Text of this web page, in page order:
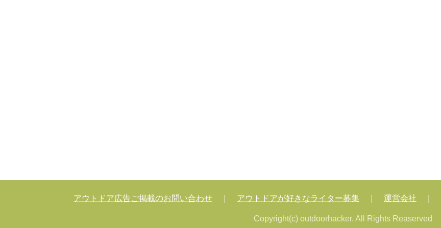
アウトドア広告ご掲載のお問い合わせ アウトドアが好きなライター募集 運営会社
Copyright(c) outdoorhacker. All Rights Reaserved